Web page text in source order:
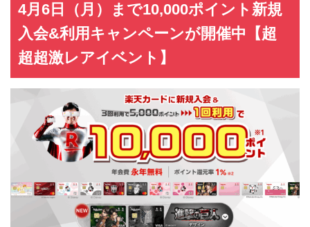
4月6日（月）まで10,000ポイント新規
入会&利用キャンペーンが開催中【超
超超激レアイベント】